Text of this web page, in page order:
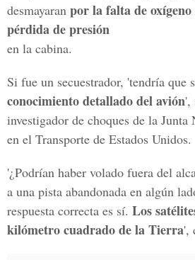
desmayaran por la falta de oxígeno
pérdida de presión
en la cabina.
Si fue un secuestrador, 'tendría que
conocimiento detallado del avión',
investigador de choques de la
en el Transporte de Estados Unidos.
'¿Podrían haber volado fuera del
a una pista abandonada en algún
respuesta correcta es sí. Los
kilómetro cuadrado de la Tierra',